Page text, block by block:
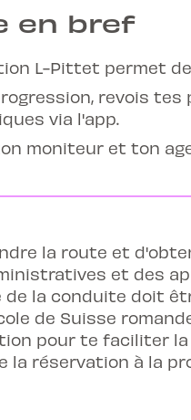
en bref
L-Pittet permet
revois
via l'app.
moniteur et ton
la route et
et des
de la conduite doit
de Suisse
pour te faciliter
la réservation à la